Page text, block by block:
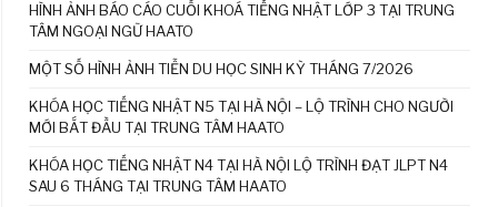
HÌNH ẢNH BÁO CÁO CUỐI KHOÁ TIẾNG NHẬT LỚP 3 TẠI TRUNG
TÂM NGOẠI NGỮ HAATO
MỘT SỐ HÌNH ẢNH TIỄN DU HỌC SINH KỲ THÁNG 7/2026
KHÓA HỌC TIẾNG NHẬT N5 TẠI HÀ NỘI – LỘ TRÌNH CHO NGƯỜI
MỚI BẮT ĐẦU TẠI TRUNG TÂM HAATO
KHÓA HỌC TIẾNG NHẬT N4 TẠI HÀ NỘI LỘ TRÌNH ĐẠT JLPT N4
SAU 6 THÁNG TẠI TRUNG TÂM HAATO